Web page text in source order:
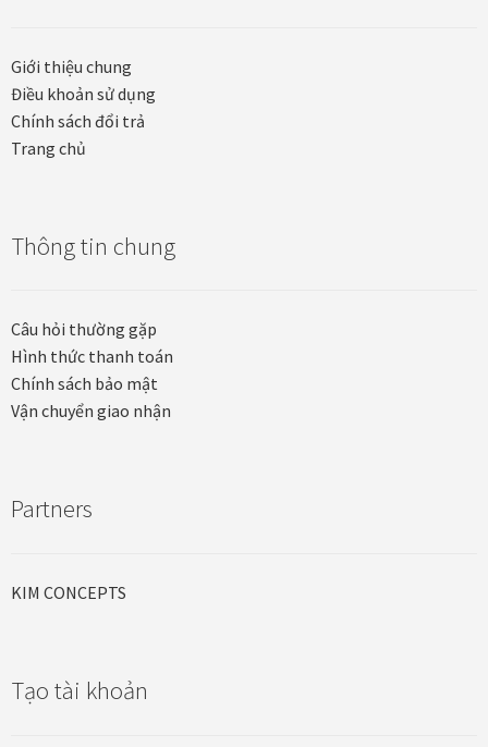
Giới thiệu chung
Điều khoản sử dụng
Chính sách đổi trả
Trang chủ
Thông tin chung
Câu hỏi thường gặp
Hình thức thanh toán
Chính sách bảo mật
Vận chuyển giao nhận
Partners
KIM CONCEPTS
Tạo tài khoản